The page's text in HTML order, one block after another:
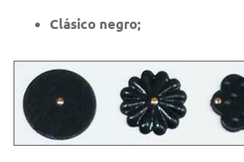
Clásico negro;